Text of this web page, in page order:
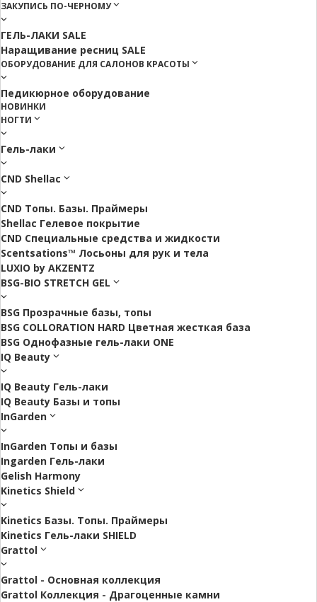
ЗАКУПИСЬ ПО-ЧЕРНОМУ
ГЕЛЬ-ЛАКИ SALE
Наращивание ресниц SALE
ОБОРУДОВАНИЕ ДЛЯ САЛОНОВ КРАСОТЫ
Педикюрное оборудование
НОВИНКИ
НОГТИ
Гель-лаки
CND Shellac
CND Топы. Базы. Праймеры
Shellac Гелевое покрытие
CND Специальные средства и жидкости
Scentsations™ Лосьоны для рук и тела
LUXIO by AKZENTZ
BSG-BIO STRETCH GEL
BSG Прозрачные базы, топы
BSG COLLORATION HARD Цветная жесткая база
BSG Однофазные гель-лаки ONE
IQ Beauty
IQ Beauty Гель-лаки
IQ Beauty Базы и топы
InGarden
InGarden Топы и базы
Ingarden Гель-лаки
Gelish Harmony
Kinetics Shield
Kinetics Базы. Топы. Праймеры
Kinetics Гель-лаки SHIELD
Grattol
Grattol - Oснoвнaя коллекция
Grattol Коллекция - Драгоценные камни